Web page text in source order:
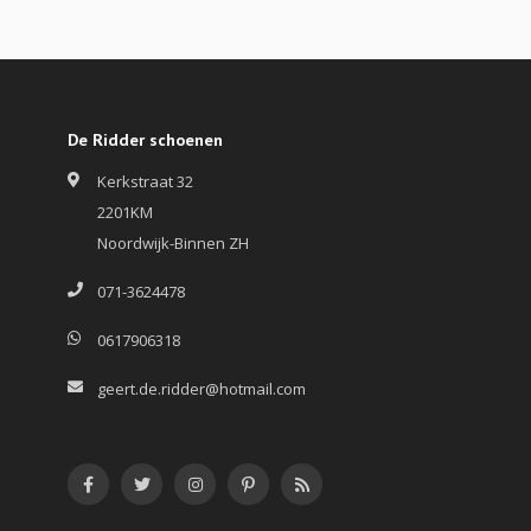
De Ridder schoenen
Kerkstraat 32
2201KM
Noordwijk-Binnen ZH
071-3624478
0617906318
geert.de.ridder@hotmail.com